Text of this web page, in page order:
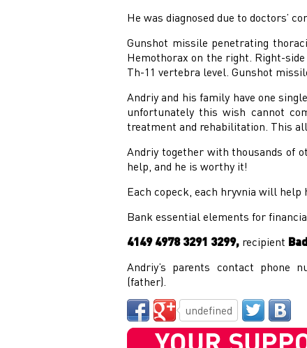
He was diagnosed due to doctors’
Gunshot missile penetrating
Hemothorax on the right. Right-
Th-11 vertebra level. Gunshot
Andriy and his family have one
unfortunately this wish cannot
treatment and rehabilitation. This
Andriy together with thousands of
help, and he is worthy it!
Each copeck, each hryvnia will
Bank essential elements for
4149 4978 3291 3299, recipient
Andriy’s parents contact phone
(father).
undefined